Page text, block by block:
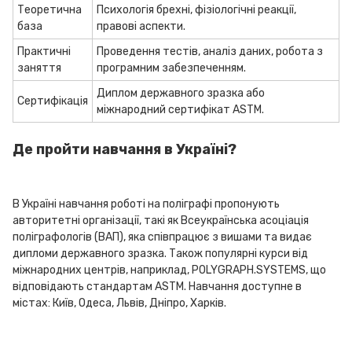
Теоретична
база
Психологія брехні, фізіологічні реакції,
правові аспекти.
Практичні
заняття
Проведення тестів, аналіз даних, робота з
програмним забезпеченням.
Сертифікація
Диплом державного зразка або
міжнародний сертифікат ASTM.
Де пройти навчання в Україні?
В Україні навчання роботі на поліграфі пропонують
авторитетні організації, такі як Всеукраїнська асоціація
поліграфологів (ВАП), яка співпрацює з вишами та видає
дипломи державного зразка. Також популярні курси від
міжнародних центрів, наприклад, POLYGRAPH.SYSTEMS, що
відповідають стандартам ASTM. Навчання доступне в
містах: Київ, Одеса, Львів, Дніпро, Харків.